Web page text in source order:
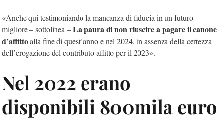
«Anche qui testimoniando la mancanza di fiducia in un futuro
migliore – sottolinea –La paura di non riuscire a pagare il canone
d’affittoalla fine di quest’anno e nel 2024, in assenza della certezza
dell’erogazione del contributo affitto per il 2023».
Nel 2022 erano
disponibili 800mila euro